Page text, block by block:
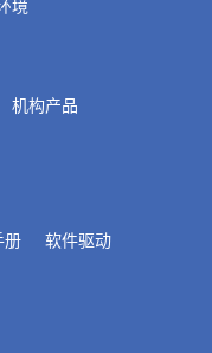
境
机构产品
册 软件驱动